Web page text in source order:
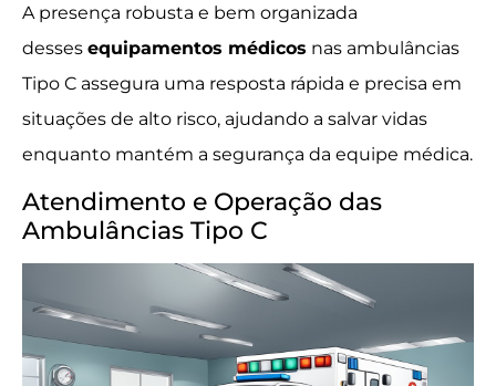
A presença robusta e bem organizada
desses equipamentos médicos nas ambulâncias
Tipo C assegura uma resposta rápida e precisa em
situações de alto risco, ajudando a salvar vidas
enquanto mantém a segurança da equipe médica.
Atendimento e Operação das
Ambulâncias Tipo C